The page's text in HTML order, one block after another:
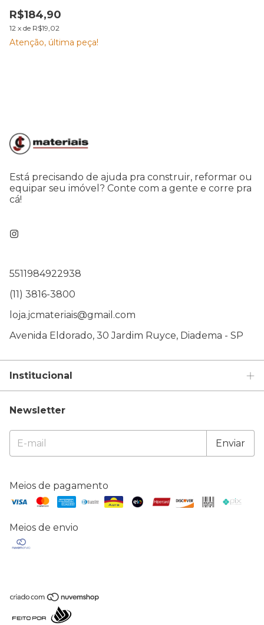
R$184,90
12 x de R$19,02
Atenção, última peça!
Está precisando de ajuda pra construir, reformar ou
equipar seu imóvel? Conte com a gente e corre pra
cá!
5511984922938
(11) 3816-3800
loja.jcmateriais@gmail.com
Avenida Eldorado, 30 Jardim Ruyce, Diadema - SP
Institucional
Newsletter
Meios de pagamento
Meios de envio